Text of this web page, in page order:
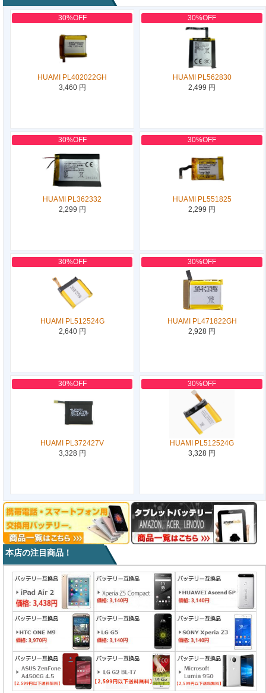
30%OFF
HUAMI PL402022GH
3,460 円
30%OFF
HUAMI PL562830
2,499 円
30%OFF
HUAMI PL362332
2,299 円
30%OFF
HUAMI PL551825
2,299 円
30%OFF
HUAMI PL512524G
2,640 円
30%OFF
HUAMI PL471822GH
2,928 円
30%OFF
HUAMI PL372427V
3,328 円
30%OFF
HUAMI PL512524G
3,328 円
本店の注目商品！